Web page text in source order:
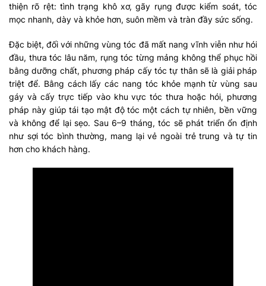
thiện rõ rệt: tình trạng khô xơ, gãy rụng được kiểm soát, tóc
mọc nhanh, dày và khỏe hơn, suôn mềm và tràn đầy sức sống.
Đặc biệt, đối với những vùng tóc đã mất nang vĩnh viễn như hói
đầu, thưa tóc lâu năm, rụng tóc từng mảng không thể phục hồi
bằng dưỡng chất, phương pháp cấy tóc tự thân sẽ là giải pháp
triệt để. Bằng cách lấy các nang tóc khỏe mạnh từ vùng sau
gáy và cấy trực tiếp vào khu vực tóc thưa hoặc hói, phương
pháp này giúp tái tạo mật độ tóc một cách tự nhiên, bền vững
và không để lại sẹo. Sau 6–9 tháng, tóc sẽ phát triển ổn định
như sợi tóc bình thường, mang lại vẻ ngoài trẻ trung và tự tin
hơn cho khách hàng.